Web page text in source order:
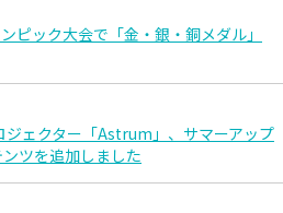
ピック大会で「金・銀・銅メダル」
ジェクター「Astrum」、サマーアップ
ツを追加しました